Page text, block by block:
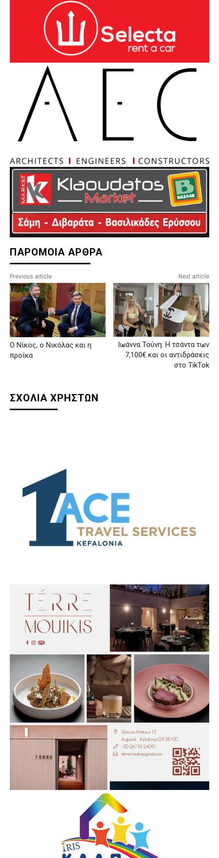
ΠΑΡΟΜΟΙΑ ΑΡΘΡΑ
Previous article
Ο Νίκος, ο Νικόλας και η
προίκα
Next article
Ιωάννα Τούνη: Η τσάντα των
7,100€ και οι αντιδράσεις
στο TikTok
ΣΧΟΛΙΑ ΧΡΗΣΤΩΝ